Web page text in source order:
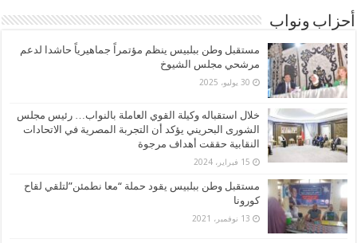
أحزاب ونواب
مستقبل وطن ببلبيس ينظم مؤتمراً جماهيرياً حاشدا لدعم
مرشحي مجلس الشيوخ
30 يوليو، 2025
خلال استقباله وكيلة القوي العاملة بالنواب… رئيس مجلس
الشورى البحريني يؤكد أن التجربة المصرية في الاتحادات
النقابية حققت أهداف مرجوة
15 فبراير، 2024
مستقبل وطن ببلبيس يقود حملة “معا نطمئن”لتلقي لقاح
كورونا
13 نوفمبر، 2021